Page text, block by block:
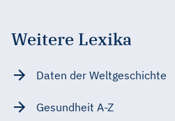
Weitere Lexika
Daten der Weltgeschichte
Gesundheit A-Z